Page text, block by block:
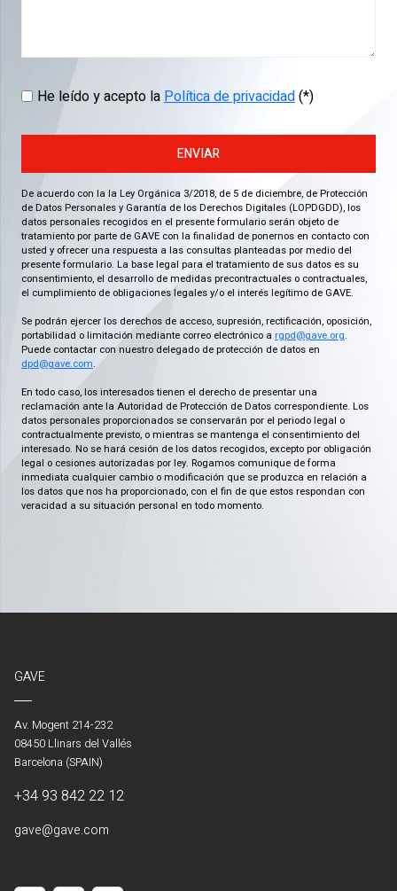
He leído y acepto laPolítica de privacidad(*)
ENVIAR
De acuerdo con la la Ley Orgánica 3/2018, de 5 de diciembre, de Protección
de Datos Personales y Garantía de los Derechos Digitales (LOPDGDD), los
datos personales recogidos en el presente formulario serán objeto de
tratamiento por parte de GAVE con la finalidad de ponernos en contacto con
usted y ofrecer una respuesta a las consultas planteadas por medio del
presente formulario. La base legal para el tratamiento de sus datos es su
consentimiento, el desarrollo de medidas precontractuales o contractuales,
el cumplimiento de obligaciones legales y/o el interés legítimo de GAVE.
Se podrán ejercer los derechos de acceso, supresión, rectificación, oposición,
portabilidad o limitación mediante correo electrónico a rgpd@gave.org.
Puede contactar con nuestro delegado de protección de datos en
dpd@gave.com.
En todo caso, los interesados tienen el derecho de presentar una
reclamación ante la Autoridad de Protección de Datos correspondiente. Los
datos personales proporcionados se conservarán por el periodo legal o
contractualmente previsto, o mientras se mantenga el consentimiento del
interesado. No se hará cesión de los datos recogidos, excepto por obligación
legal o cesiones autorizadas por ley. Rogamos comunique de forma
inmediata cualquier cambio o modificación que se produzca en relación a
los datos que nos ha proporcionado, con el fin de que estos respondan con
veracidad a su situación personal en todo momento.
GAVE
Av. Mogent 214-232
08450 Llinars del Vallés
Barcelona (SPAIN)
+34 93 842 22 12
gave@gave.com